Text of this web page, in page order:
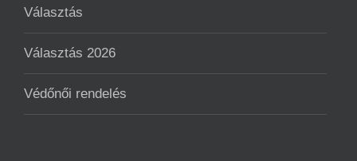
Választás
Választás 2026
Védőnői rendelés